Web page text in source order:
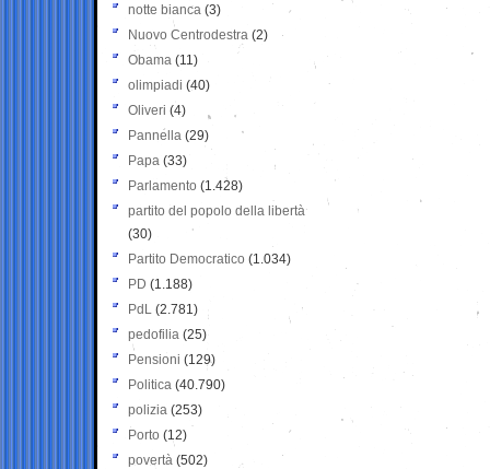
notte bianca (3)
Nuovo Centrodestra (2)
Obama (11)
olimpiadi (40)
Oliveri (4)
Pannella (29)
Papa (33)
Parlamento (1.428)
partito del popolo della libertà
(30)
Partito Democratico (1.034)
PD (1.188)
PdL (2.781)
pedofilia (25)
Pensioni (129)
Politica (40.790)
polizia (253)
Porto (12)
povertà (502)